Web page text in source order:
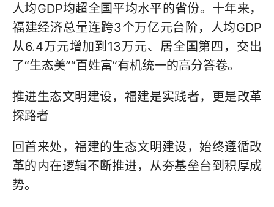
人均GDP均超全国平均水平的省份。十年来，
福建经济总量连跨3个万亿元台阶，人均GDP
从6.4万元增加到13万元、居全国第四，交出
了“生态美”“百姓富”有机统一的高分答卷。
推进生态文明建设，福建是实践者，更是改革
探路者
回首来处，福建的生态文明建设，始终遵循改
革的内在逻辑不断推进，从夯基垒台到积厚成
势。